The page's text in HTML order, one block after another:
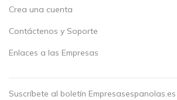
Crea una cuenta
Contáctenos y Soporte
Enlaces a las Empresas
Suscríbete al boletín Empresasespanolas.es